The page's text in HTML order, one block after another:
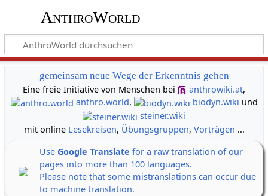
AnthroWorld
gemeinsam neue Wege der Erkenntnis gehen
Eine freie Initiative von Menschen bei
anthrowiki.at,
anthro.world, biodyn.wiki und
steiner.wiki
mit online Lesekreisen, Übungsgruppen, Vorträgen ...
Use Google Translate for a raw translation of our
pages into more than 100 languages.
Please note that some mistranslations can occur due
to machine translation.